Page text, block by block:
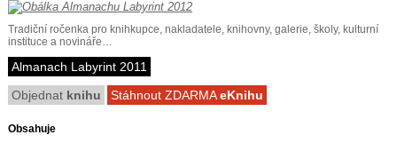
Tradiční ročenka pro knihkupce, nakladatele, knihovny, galerie, školy, kulturní
instituce a novináře…
Almanach Labyrint 2011
Objednat knihu Stáhnout ZDARMAeKnihu
Obsahuje